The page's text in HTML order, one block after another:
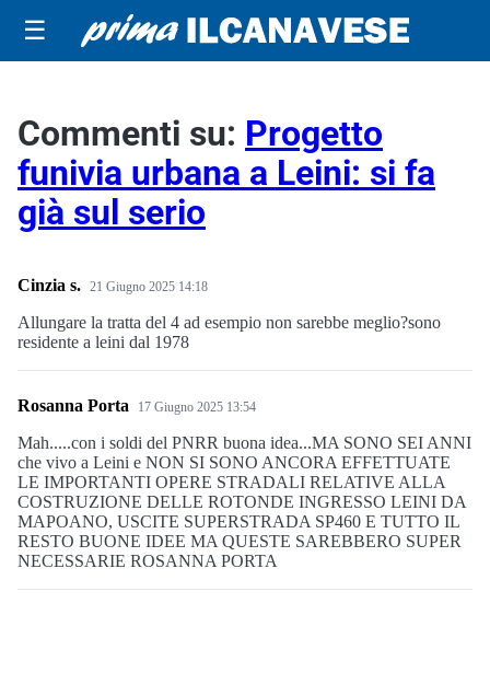
☰
Commenti su: Progetto
funivia urbana a Leini: si fa
già sul serio
Cinzia s. 21 Giugno 2025 14:18
Allungare la tratta del 4 ad esempio non sarebbe meglio?sono
residente a leini dal 1978
Rosanna Porta 17 Giugno 2025 13:54
Mah.....con i soldi del PNRR buona idea...MA SONO SEI ANNI
che vivo a Leini e NON SI SONO ANCORA EFFETTUATE
LE IMPORTANTI OPERE STRADALI RELATIVE ALLA
COSTRUZIONE DELLE ROTONDE INGRESSO LEINI DA
MAPOANO, USCITE SUPERSTRADA SP460 E TUTTO IL
RESTO BUONE IDEE MA QUESTE SAREBBERO SUPER
NECESSARIE ROSANNA PORTA